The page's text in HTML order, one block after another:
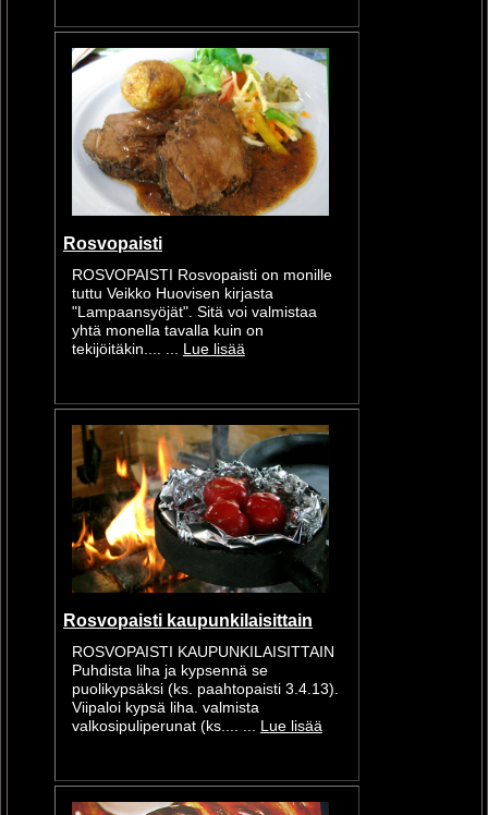
Rosvopaisti
ROSVOPAISTI Rosvopaisti on monille
tuttu Veikko Huovisen kirjasta
"Lampaansyöjät". Sitä voi valmistaa
yhtä monella tavalla kuin on
tekijöitäkin.... ... Lue lisää
Rosvopaisti kaupunkilaisittain
ROSVOPAISTI KAUPUNKILAISITTAIN
Puhdista liha ja kypsennä se
puolikypsäksi (ks. paahtopaisti 3.4.13).
Viipaloi kypsä liha. valmista
valkosipuliperunat (ks.... ... Lue lisää